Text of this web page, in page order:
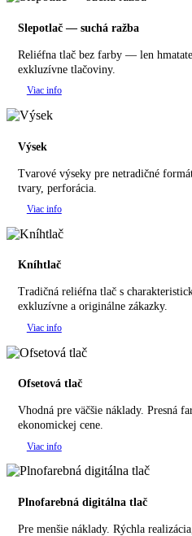
Slepotlač — suchá ražba
Reliéfna tlač bez farby — len
exkluzívne tlačoviny.
Viac info
Výsek
Tvarové výseky pre netradičné
tvary, perforácia.
Viac info
Kníhtlač
Tradičná reliéfna tlač s
exkluzívne a originálne zákazky.
Viac info
Ofsetová tlač
Vhodná pre väčšie náklady. Presná
ekonomickej cene.
Viac info
Plnofarebná digitálna tlač
Pre menšie náklady. Rýchla